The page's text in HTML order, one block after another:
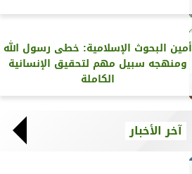
أمين البحوث الإسلامية: خطى رسول الله
ومنهجه سبيل مهم لتحقيق الإنسانية
الكاملة
آخر الأخبار